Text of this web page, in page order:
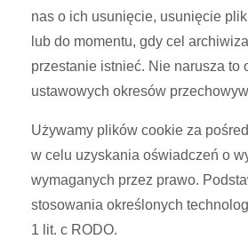
nas o ich usunięcie, usunięcie
lub do momentu, gdy cel
przestanie istnieć. Nie narusza to
ustawowych okresów
Używamy plików cookie za
w celu uzyskania oświadczeń o
wymaganych przez prawo.
stosowania określonych
1 lit. c RODO.